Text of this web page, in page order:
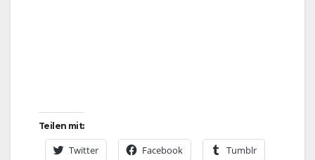
Teilen mit:
Twitter Facebook Tumblr